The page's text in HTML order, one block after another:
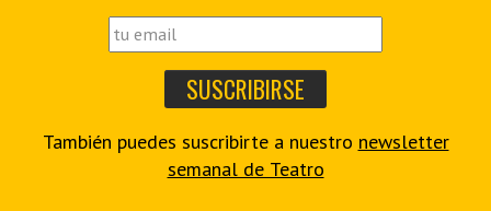
También puedes suscribirte a nuestro newsletter
semanal de Teatro